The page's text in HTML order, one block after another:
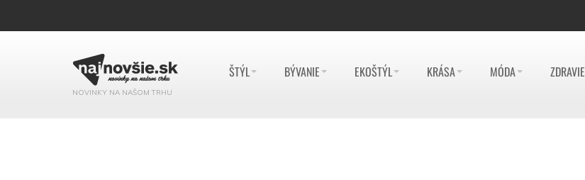
NOVINKY NA NAŠOM TRHU
ŠTÝL BÝVANIE EKOŠTÝL KRÁSA MÓDA ZDRAVIE